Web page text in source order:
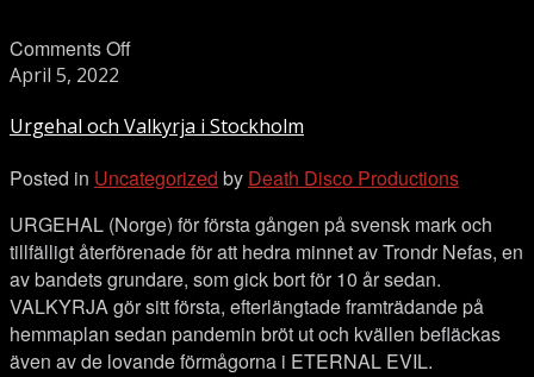
Comments Offon
Valkyrja
Stockholm
April 5, 2022
Urgehal och Valkyrja i Stockholm
Posted in Uncategorized by Death Disco Productions
URGEHAL (Norge) för första gången på svensk mark och
tillfälligt återförenade för att hedra minnet av Trondr Nefas, en
av bandets grundare, som gick bort för 10 år sedan.
VALKYRJA gör sitt första, efterlängtade framträdande på
hemmaplan sedan pandemin bröt ut och kvällen befläckas
även av de lovande förmågorna i ETERNAL EVIL.